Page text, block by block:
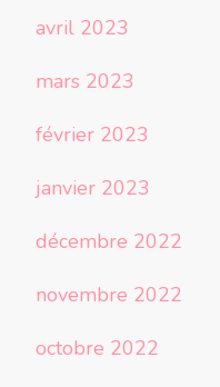
avril 2023
mars 2023
février 2023
janvier 2023
décembre 2022
novembre 2022
octobre 2022